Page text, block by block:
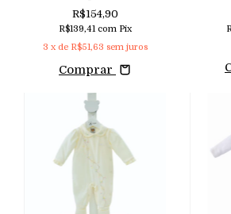
Sobreposto e Bordado
Floral Aconchego
R$154,90
R$139,41 com Pix
3 x de R$51,63 sem juros
Comprar